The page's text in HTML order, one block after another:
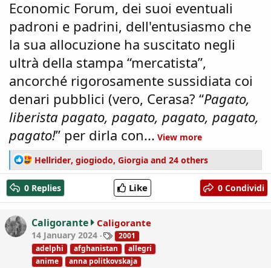
Economic Forum, dei suoi eventuali
padroni e padrini, dell'entusiasmo che
la sua allocuzione ha suscitato negli
ultrà della stampa “mercatista”,
ancorché rigorosamente sussidiata coi
denari pubblici (vero, Cerasa? “Pagato,
liberista pagato, pagato, pagato, pagato,
pagato!” per dirla con... View more
R
e
a
c
t
i
o
n
s
:
Hellrider, giogiodo, Giorgia and 24 others
0 Replies Like 0 Condividi
Caligorante Caligorante
14 January 2024
T
a
g
s
2001
adelphi
afghanistan
allegri
anime
anna politkovskaja